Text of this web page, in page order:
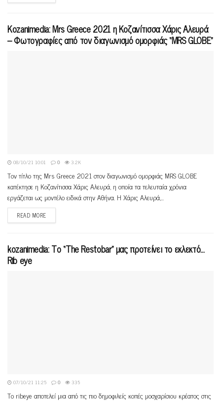
Kozanimedia: Mrs Greece 2021 η Κοζανίτισσα Χάρις Αλευρά
– Φωτογραφίες από τον διαγωνισμό ομορφιάς “MRS GLOBE”
08/10/21 10:01 0 3.2K
Τον τίτλο της Mrs Greece 2021 στον διαγωνισμό ομορφιάς MRS GLOBE
κατέκτησε η Κοζανίτισσα Χάρις Αλευρά, η οποία τα τελευταία χρόνια
εργάζεται ως μοντέλο ειδικά στην Αθήνα. Η Χάρις Αλευρά,...
READ MORE
kozanimedia: Το “The Restobar” μας προτείνει το εκλεκτό…
Rib eye
07/10/21 11:25 0 335
Tο ribeye αποτελεί μια από τις πιο δημοφιλείς κοπές μοσχαρίσιου κρέατος στις